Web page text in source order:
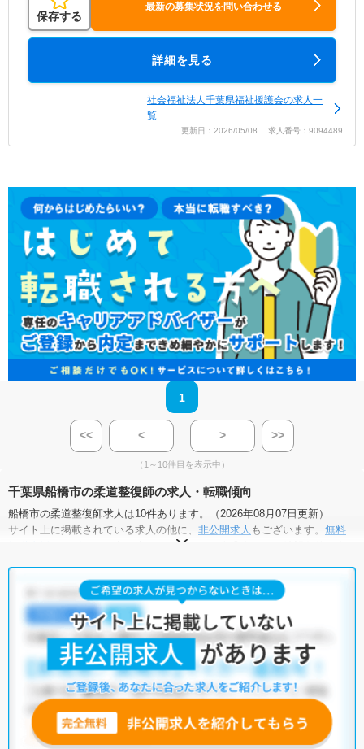
保存する
最新の募集状況を問い合わせる
詳細を見る
社会福祉法人千葉県福祉援護会の求人一
覧
更新日：2026/05/08 求人番号：9094489
1
<< < > >>
（1～10件目を表示中）
千葉県船橋市の柔道整復師の求人・転職傾向
船橋市の柔道整復師求人は10件あります。（2026年08月07日更新）
サイト上に掲載されている求人の他に、 非公開求人 もございます。 無料
にお申し込みいただくと、全求人からご希望条件に合
船橋市の柔道整復師求人では以下のような条件が人気です。
土日祝休・積極採用中・ 残業少なめ 正社員(正職員)
ック・介護福祉施設・整骨院・その他
他の条件でも人気の求人がございますので、「こだわり条件」から検索
いただくか、お気軽にお問い合わせください。
全国の柔道整復師求人から検索いただくことも可能です。
無料転職支援サービス
にお申し込みいただくと、ご希望条件をヒアリン
グした上で求人をご提案いたします。